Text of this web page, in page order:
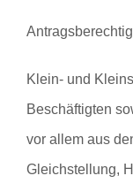
Klein- und
Beschäftigten
vor allem aus
Gleichstellung,